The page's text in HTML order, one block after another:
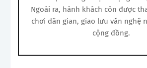
Ngoài ra, hành khách còn được
chơi dân gian, giao lưu văn nghệ
cộng đồng.